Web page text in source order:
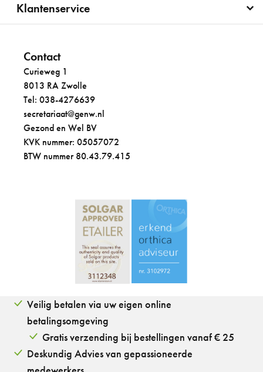
Klantenservice
Contact
Curieweg 1
8013 RA Zwolle
Tel: 038-4276639
secretariaat@genw.nl
Gezond en Wel BV
KVK nummer: 05057072
BTW nummer 80.43.79.415
Veilig betalen via uw eigen online
betalingsomgeving
Gratis verzending bij bestellingen vanaf € 25
Deskundig Advies van gepassioneerde